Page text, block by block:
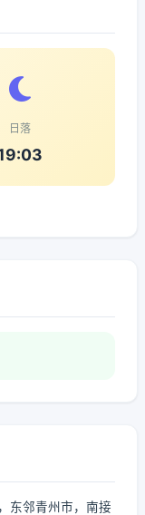
日落
东邻青州市，南接